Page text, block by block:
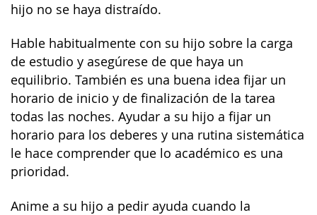
hijo no se haya distraído.
Hable habitualmente con su hijo sobre la carga
de estudio y asegúrese de que haya un
equilibrio. También es una buena idea fijar un
horario de inicio y de finalización de la tarea
todas las noches. Ayudar a su hijo a fijar un
horario para los deberes y una rutina sistemática
le hace comprender que lo académico es una
prioridad.
Anime a su hijo a pedir ayuda cuando la